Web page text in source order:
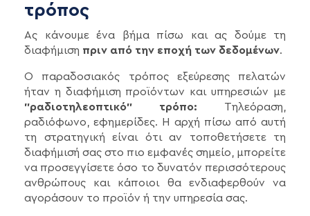
τρόπος
Ας κάνουμε ένα βήμα πίσω και ας δούμε τη
διαφήμιση πριν από την εποχή των δεδομένων.
Ο παραδοσιακός τρόπος εξεύρεσης πελατών
ήταν η διαφήμιση προϊόντων και υπηρεσιών με
"ραδιοτηλεοπτικό" τρόπο: Τηλεόραση,
ραδιόφωνο, εφημερίδες. Η αρχή πίσω από αυτή
τη στρατηγική είναι ότι αν τοποθετήσετε τη
διαφήμισή σας στο πιο εμφανές σημείο, μπορείτε
να προσεγγίσετε όσο το δυνατόν περισσότερους
ανθρώπους και κάποιοι θα ενδιαφερθούν να
αγοράσουν το προϊόν ή την υπηρεσία σας.